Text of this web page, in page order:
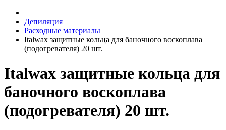
Депиляция
Расходные материалы
Italwax защитные кольца для баночного воскоплава
(подогревателя) 20 шт.
Italwax защитные кольца для
баночного воскоплава
(подогревателя) 20 шт.